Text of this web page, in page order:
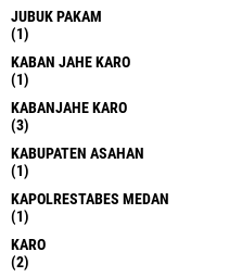
JUBUK PAKAM
(1)
KABAN JAHE KARO
(1)
KABANJAHE KARO
(3)
KABUPATEN ASAHAN
(1)
KAPOLRESTABES MEDAN
(1)
KARO
(2)